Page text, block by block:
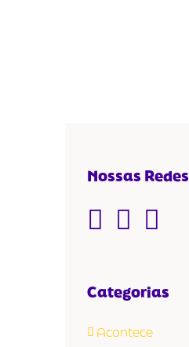
Nossas Redes
Categorias
Acontece